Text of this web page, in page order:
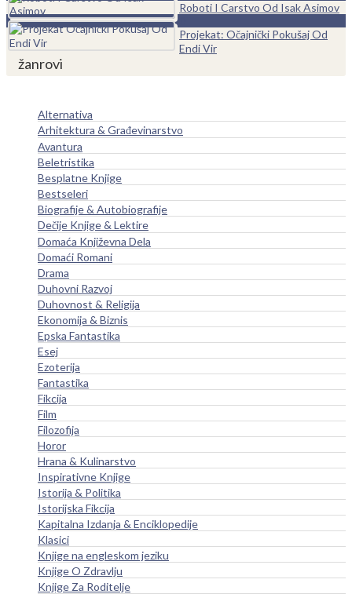
Roboti I Carstvo Od Isak Asimov
Projekat: Očajnički Pokušaj Od
Endi Vir
žanrovi
Alternativa
Arhitektura & Građevinarstvo
Avantura
Beletristika
Besplatne Knjige
Bestseleri
Biografije & Autobiografije
Dečije Knjige & Lektire
Domaća Književna Dela
Domaći Romani
Drama
Duhovni Razvoj
Duhovnost & Religija
Ekonomija & Biznis
Epska Fantastika
Esej
Ezoterija
Fantastika
Fikcija
Film
Filozofija
Horor
Hrana & Kulinarstvo
Inspirativne Knjige
Istorija & Politika
Istorijska Fikcija
Kapitalna Izdanja & Enciklopedije
Klasici
Knjige na engleskom jeziku
Knjige O Zdravlju
Knjige Za Roditelje